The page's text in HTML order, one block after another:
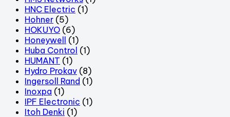
HNC Electric (1)
Hohner (5)
HOKUYO (6)
Honeywell (1)
Huba Control (1)
HUMANT (1)
Hydro Prokav (8)
Ingersoll Rand (1)
Inoxpa (1)
IPF Electronic (1)
Itoh Denki (1)